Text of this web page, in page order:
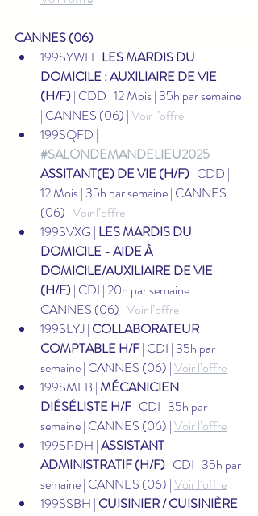
CANNES (06)
199SYWH | LES MARDIS DU
DOMICILE : AUXILIAIRE DE VIE
(H/F) | CDD | 12 Mois | 35h par semaine
| CANNES (06) | Voir l’offre
199SQFD |
#SALONDEMANDELIEU2025
ASSITANT(E) DE VIE (H/F) | CDD |
12 Mois | 35h par semaine | CANNES
(06) | Voir l’offre
199SVXG | LES MARDIS DU
DOMICILE - AIDE À
DOMICILE/AUXILIAIRE DE VIE
(H/F) | CDI | 20h par semaine |
CANNES (06) | Voir l’offre
199SLYJ | COLLABORATEUR
COMPTABLE H/F | CDI | 35h par
semaine | CANNES (06) | Voir l’offre
199SMFB | MÉCANICIEN
DIÉSÉLISTE H/F | CDI | 35h par
semaine | CANNES (06) | Voir l’offre
199SPDH | ASSISTANT
ADMINISTRATIF (H/F) | CDI | 35h par
semaine | CANNES (06) | Voir l’offre
199SSBH | CUISINIER / CUISINIÈRE